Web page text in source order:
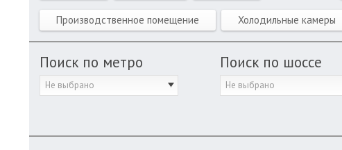
Производственное помещение Холодильные камеры
Поиск по метро
Не выбрано
Поиск по шоссе
Не выбрано